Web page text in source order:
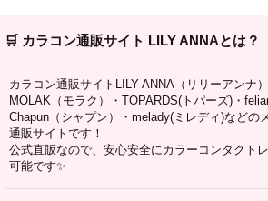
🛒 カラコン通販サイト LILY ANNAとは？
カラコン通販サイトLILY ANNA（リリーアンナ）
MOLAK（モラク）・TOPARDS(トパーズ)・
Chapun（シャプン）・melady(ミレディ)などの
通販サイトです！
公式直販なので、安心安全にカラーコンタクト
可能です✨